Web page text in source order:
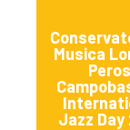
Musica
Jazz Day